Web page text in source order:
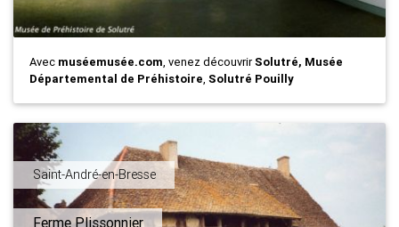
Avec muséemusée.com, venez découvrirSolutré, Musée
Départemental de Préhistoire, Solutré Pouilly
Saint-André-en-Bresse
Ferme Plissonnier